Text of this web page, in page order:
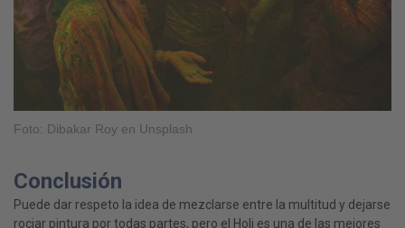
Foto: Dibakar Roy en Unsplash
Conclusión
Puede dar respeto la idea de mezclarse entre la multitud y dejarse
rociar pintura por todas partes, pero el Holi es una de las mejores